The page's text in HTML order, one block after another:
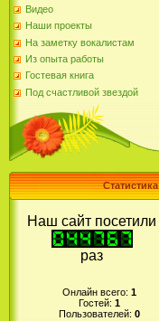
Видео
Наши проекты
На заметку вокалистам
Из опыта работы
Гостевая книга
Под счастливой звездой
Статистика
Наш сайт посетили
раз
Онлайн всего: 1
Гостей: 1
Пользователей: 0